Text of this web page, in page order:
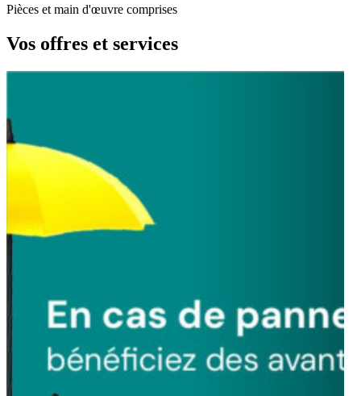
Pièces et main d'œuvre comprises
Vos offres et services